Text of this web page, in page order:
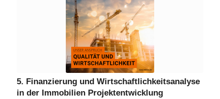
5. Finanzierung und Wirtschaftlichkeitsanalyse
in der Immobilien Projektentwicklung